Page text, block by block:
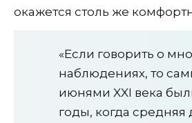
окажется столь же
«Если говорить о
наблюдениях, то
июнями XXI века
годы, когда средняя